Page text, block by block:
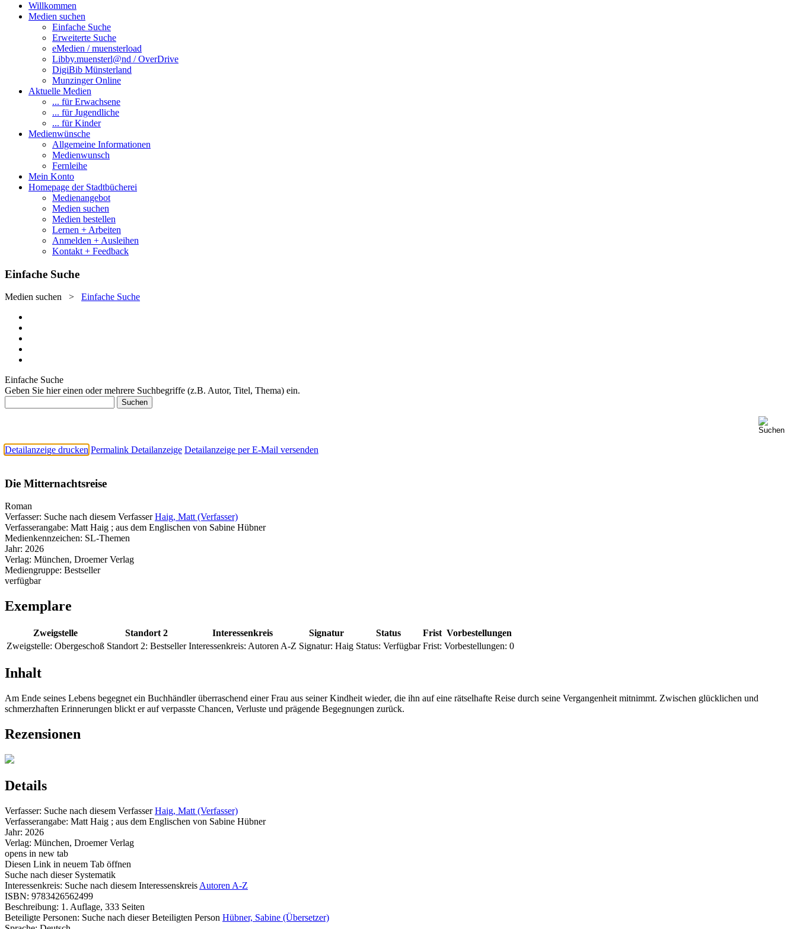
Willkommen
Medien suchen
Einfache Suche
Erweiterte Suche
eMedien / muensterload
Libby.muensterl@nd / OverDrive
DigiBib Münsterland
Munzinger Online
Aktuelle Medien
... für Erwachsene
... für Jugendliche
... für Kinder
Medienwünsche
Allgemeine Informationen
Medienwunsch
Fernleihe
Mein Konto
Homepage der Stadtbücherei
Medienangebot
Medien suchen
Medien bestellen
Lernen + Arbeiten
Anmelden + Ausleihen
Kontakt + Feedback
Einfache Suche
Medien suchen > Einfache Suche
Einfache Suche
Geben Sie hier einen oder mehrere Suchbegriffe (z.B. Autor, Titel, Thema) ein.
Detailanzeige drucken Permalink Detailanzeige Detailanzeige per E-Mail versenden
Die Mitternachtsreise
Roman
Verfasser: Suche nach diesem Verfasser Haig, Matt (Verfasser)
Verfasserangabe: Matt Haig ; aus dem Englischen von Sabine Hübner
Medienkennzeichen: SL-Themen
Jahr: 2026
Verlag: München, Droemer Verlag
Mediengruppe: Bestseller
verfügbar
Exemplare
Zweigstelle Standort 2 Interessenkreis Signatur Status Frist Vorbestellungen
Zweigstelle: Obergeschoß Standort 2: Bestseller Interessenkreis: Autoren A-Z Signatur: Haig Status: Verfügbar Frist: Vorbestellungen: 0
Inhalt
Am Ende seines Lebens begegnet ein Buchhändler überraschend einer Frau aus seiner Kindheit wieder, die ihn auf eine rätselhafte Reise durch seine Vergangenheit mitnimmt. Zwischen glücklichen und
schmerzhaften Erinnerungen blickt er auf verpasste Chancen, Verluste und prägende Begegnungen zurück.
Rezensionen
Details
Verfasser: Suche nach diesem Verfasser Haig, Matt (Verfasser)
Verfasserangabe: Matt Haig ; aus dem Englischen von Sabine Hübner
Jahr: 2026
Verlag: München, Droemer Verlag
opens in new tab
Diesen Link in neuem Tab öffnen
Suche nach dieser Systematik
Interessenkreis: Suche nach diesem Interessenskreis Autoren A-Z
ISBN: 9783426562499
Beschreibung: 1. Auflage, 333 Seiten
Beteiligte Personen: Suche nach dieser Beteiligten Person Hübner, Sabine (Übersetzer)